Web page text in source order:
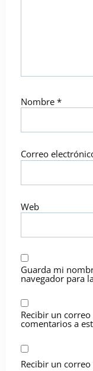
Nombre *
Correo
Web
Guarda mi
navegador para
Recibir un
comentarios a
Recibir un